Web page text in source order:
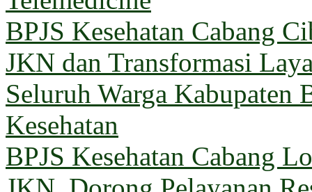
BPJS Kesehatan Cabang
JKN dan Transformasi
Seluruh Warga Kabupaten
Kesehatan
BPJS Kesehatan Cabang